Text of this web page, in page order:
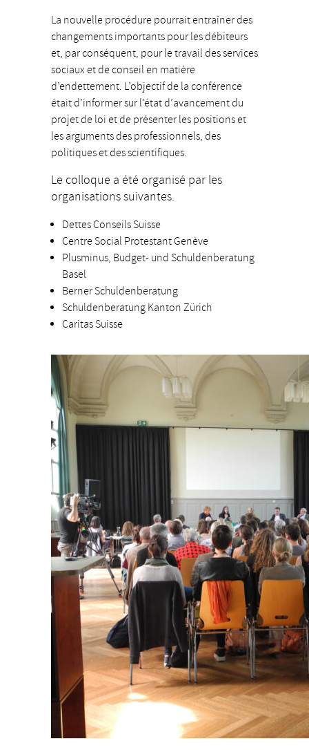
La nouvelle procédure pourrait entraîner des
changements importants pour les débiteurs
et, par conséquent, pour le travail des services
sociaux et de conseil en matière
d’endettement. L’objectif de la conférence
était d’informer sur l’état d’avancement du
projet de loi et de présenter les positions et
les arguments des professionnels, des
politiques et des scientifiques.
Le colloque a été organisé par les
organisations suivantes.
Dettes Conseils Suisse
Centre Social Protestant Genève
Plusminus, Budget- und Schuldenberatung
Basel
Berner Schuldenberatung
Schuldenberatung Kanton Zürich
Caritas Suisse